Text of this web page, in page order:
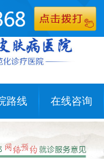
路线 在线咨询